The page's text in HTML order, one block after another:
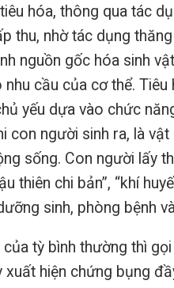
hóa, thông qua tác
thu, nhờ tác dụng
nguồn gốc hóa sinh
cầu của cơ thể.
yếu dựa vào chức
con người sinh ra, là
sống. Con người lấy
thiên chi bản”, “khí
sinh, phòng bệnh
tỳ bình thường thì
xuất hiện chứng bụng